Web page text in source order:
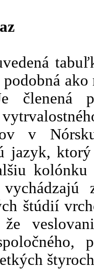
členená
v
jazyk,
kolónku
štúdií